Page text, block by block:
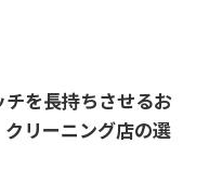
を長持ちさせるお
リーニング店の選